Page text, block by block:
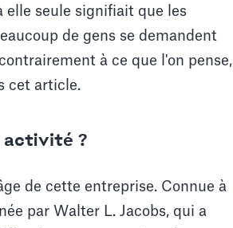
elle seule signifiait que les
de gens se demandent
à ce que l'on pense,
cet article.
activité ?
de cette entreprise. Connue à
par Walter L. Jacobs, qui a